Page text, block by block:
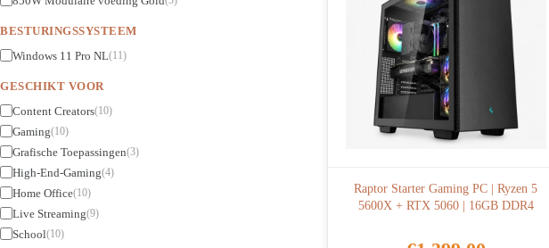
Raptor Starter Gaming PC | Ryzen 5
5600X + RTX 5060 | 16GB DDR4
BESTURINGSSYSTEEM
Windows 11 Pro NL(11)
GESCHIKT VOOR
Content Creators(10)
Gaming(10)
Grafische Toepassingen(3)
High-End-Gaming(4)
Home Office(10)
Live Streaming(9)
School(10)